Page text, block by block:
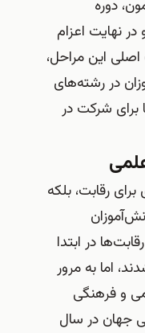
دوره
در نهایت اعزام
این مراحل،
در رشته‌های
برای شرکت در
رقابت، بلکه
در ابتدا
اما به مرور
و فرهنگی
جهان در سال